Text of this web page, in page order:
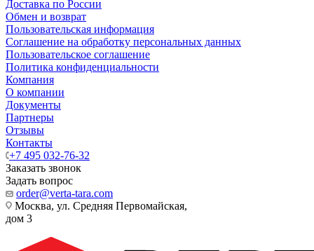
Доставка по России
Обмен и возврат
Пользовательская информация
Соглашение на обработку персональных данных
Пользовательское соглашение
Политика конфиденциальности
Компания
О компании
Документы
Партнеры
Отзывы
Контакты
+7 495 032-76-32
Заказать звонок
Задать вопрос
order@verta-tara.com
Москва, ул. Средняя Первомайская,
дом 3